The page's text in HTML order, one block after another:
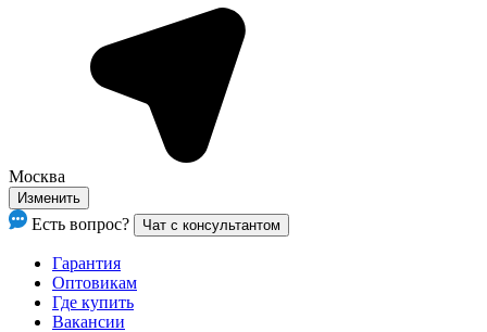
Москва
Изменить
Есть вопрос? Чат с консультантом
Гарантия
Оптовикам
Где купить
Вакансии